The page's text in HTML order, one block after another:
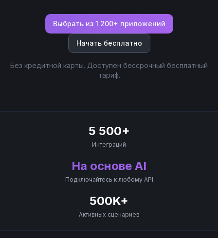
Выбрать из 1 200+ приложений
Начать бесплатно
Без кредитной карты. Доступен бессрочный бесплатный
тариф.
5 500+
Интеграций
На основе AI
Подключайтесь к любому API
500K+
Активных сценариев